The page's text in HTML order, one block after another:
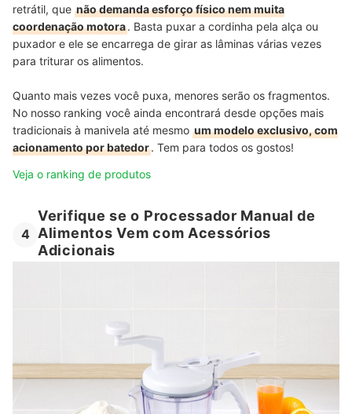
retrátil, que não demanda esforço físico nem muita
coordenação motora. Basta puxar a cordinha pela alça ou
puxador e ele se encarrega de girar as lâminas várias vezes
para triturar os alimentos.
Quanto mais vezes você puxa, menores serão os fragmentos.
No nosso ranking você ainda encontrará desde opções mais
tradicionais à manivela até mesmo um modelo exclusivo, com
acionamento por batedor. Tem para todos os gostos!
Veja o ranking de produtos
4
Verifique se o Processador Manual de
Alimentos Vem com Acessórios
Adicionais